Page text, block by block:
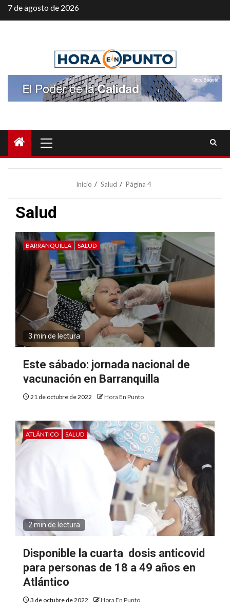
Saltar
al
7 de agosto de 2026
principal
Inicio Salud Página 4
Salud
BARRANQUILLA SALUD
3 min de lectura
Este sábado: jornada nacional de
vacunación en Barranquilla
21 de octubre de 2022 Hora En Punto
ATLÁNTICO SALUD
2 min de lectura
Disponible la cuarta dosis anticovid
para personas de 18 a 49 años en
Atlántico
3 de octubre de 2022 Hora En Punto